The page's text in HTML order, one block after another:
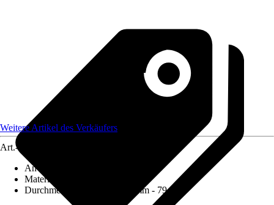
Weitere Artikel des Verkäufers
Art.-Nr.
Anwendung
Materialspezifizierung
Durchmesser (von - bis)
79 mm - 79 mm